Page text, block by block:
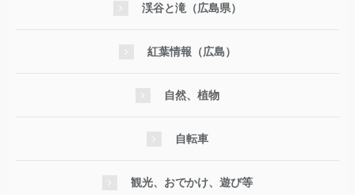
渓谷と滝（広島県）
紅葉情報（広島）
自然、植物
自転車
観光、おでかけ、遊び等